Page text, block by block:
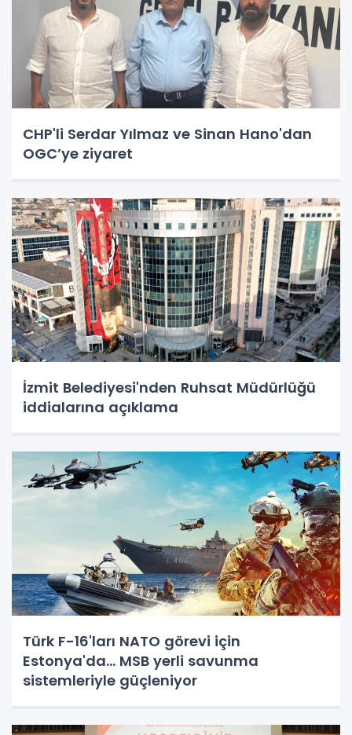
CHP'li Serdar Yılmaz ve Sinan Hano'dan
OGC’ye ziyaret
İzmit Belediyesi'nden Ruhsat Müdürlüğü
iddialarına açıklama
Türk F-16'ları NATO görevi için
Estonya'da... MSB yerli savunma
sistemleriyle güçleniyor